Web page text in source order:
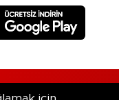
hakkı saklıdır.